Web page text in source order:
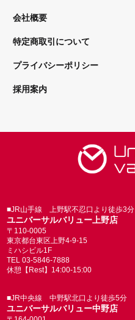
会社概要
特定商取引について
プライバシーポリシー
採用案内
■JR山手線 上野駅不忍口より徒歩3分
ユニバーサルバリュー上野店
〒110-0005
東京都台東区上野4-9-15
ミハシビル1F
TEL 03-5846-7888
休憩【Rest】14:00-15:00
■JR中央線 中野駅北口より徒歩5分
ユニバーサルバリュー中野店